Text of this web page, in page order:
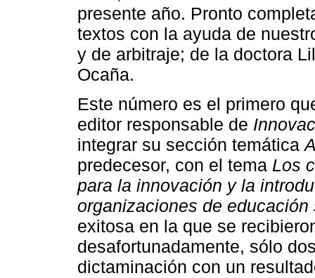
presente año. Pronto
textos con la ayuda de
y de arbitraje; de la doctora
Ocaña.
Este número es el primero
editor responsable de
integrar su sección temática
predecesor, con el tema Los
para la innovación y la
organizaciones de educación
exitosa en la que se
desafortunadamente, sólo
dictaminación con un